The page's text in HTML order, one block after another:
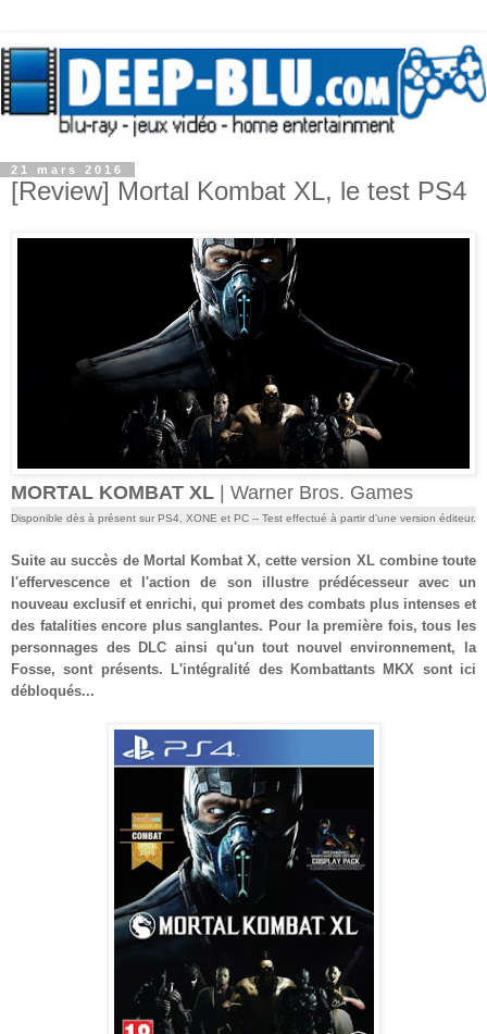
21 mars 2016
[Review] Mortal Kombat XL, le test PS4
MORTAL KOMBAT XL | Warner Bros. Games
Disponible dès à présent sur PS4, XONE et PC -- Test effectué à partir d'une version éditeur.
Suite au succès de Mortal Kombat X, cette version XLcombine toute
l'effervescence et l'action de son illustre prédécesseur avec un
nouveau exclusif et enrichi, qui promet des combats plus intenses et
des fatalities encore plus sanglantes. Pour la première fois,tous les
personnages des DLC ainsi qu'un tout nouvel environnement, la
Fosse, sont présents.
L'intégralité des Kombattants MKX sont ici
débloqués...